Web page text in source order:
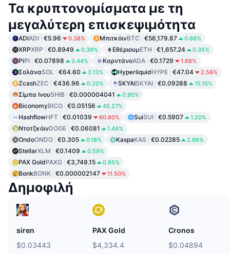
Τα κρυπτονομίσματα με τη
μεγαλύτερη επισκεψιμότητα
ADIADI €5.96 0.38% ΜπιτκόινBTC €56,179.87 0.68%
XRPXRP €0.8949 0.39% ΕθέριουμETH €1,657.24 0.35%
PiPI €0.07898 3.44% ΚαρντάνοADA €0.1729 1.68%
ΣολάναSOL €64.60 2.13% HyperliquidHYPE €47.04 2.56%
ZcashZEC €436.96 0.20% SKYAISKYAI €0.09288 15.10%
Σίμπα ΙνουSHIB €0.000004041 0.90%
BiconomyBICO €0.05156 45.27%
HashflowHFT €0.01039 60.80% SuiSUI €0.5907 1.20%
ΝτοτζκόινDOGE €0.06081 1.44%
OndoONDO €0.305 0.18% KaspaKAS €0.02285 2.66%
StellarXLM €0.1409 0.59%
PAX GoldPAXG €3,749.15 0.85%
BonkBONK €0.000002147 11.50%
Δημοφιλή
siren
$0.03443
PAX Gold
$4,334.4
Cronos
$0.04894